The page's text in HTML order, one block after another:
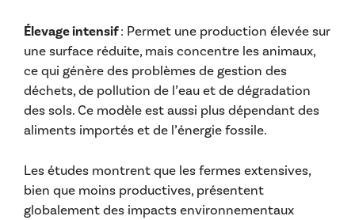
Élevage intensif: Permet une production élevée sur
une surface réduite, mais concentre les animaux,
ce qui génère des problèmes de gestion des
déchets, de pollution de l’eau et de dégradation
des sols. Ce modèle est aussi plus dépendant des
aliments importés et de l’énergie fossile.
Les études montrent que les fermes extensives,
bien que moins productives, présentent
globalement des impacts environnementaux